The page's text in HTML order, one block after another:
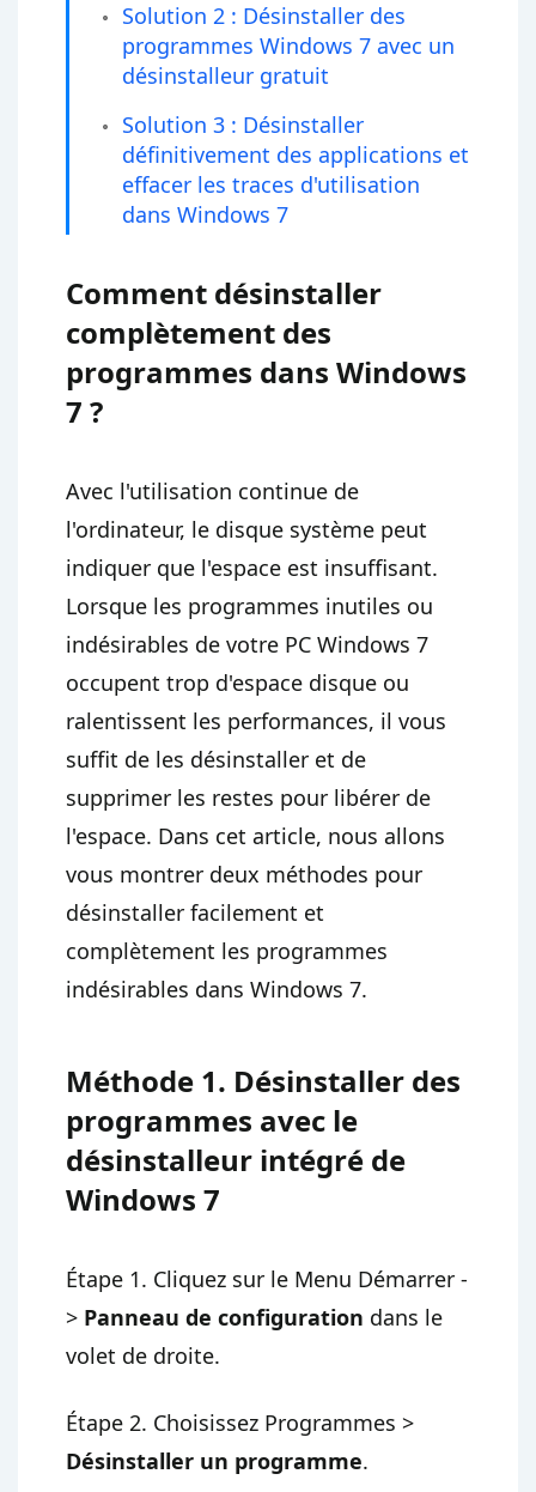
Solution 2 : Désinstaller des
programmes Windows 7 avec un
désinstalleur gratuit
Solution 3 : Désinstaller
définitivement des applications et
effacer les traces d'utilisation
dans Windows 7
Comment désinstaller
complètement des
programmes dans Windows
7 ?
Avec l'utilisation continue de
l'ordinateur, le disque système peut
indiquer que l'espace est insuffisant.
Lorsque les programmes inutiles ou
indésirables de votre PC Windows 7
occupent trop d'espace disque ou
ralentissent les performances, il vous
suffit de les désinstaller et de
supprimer les restes pour libérer de
l'espace. Dans cet article, nous allons
vous montrer deux méthodes pour
désinstaller facilement et
complètement les programmes
indésirables dans Windows 7.
Méthode 1. Désinstaller des
programmes avec le
désinstalleur intégré de
Windows 7
Étape 1. Cliquez sur le Menu Démarrer -
> Panneau de configuration dans le
volet de droite.
Étape 2. Choisissez Programmes >
Désinstaller un programme.